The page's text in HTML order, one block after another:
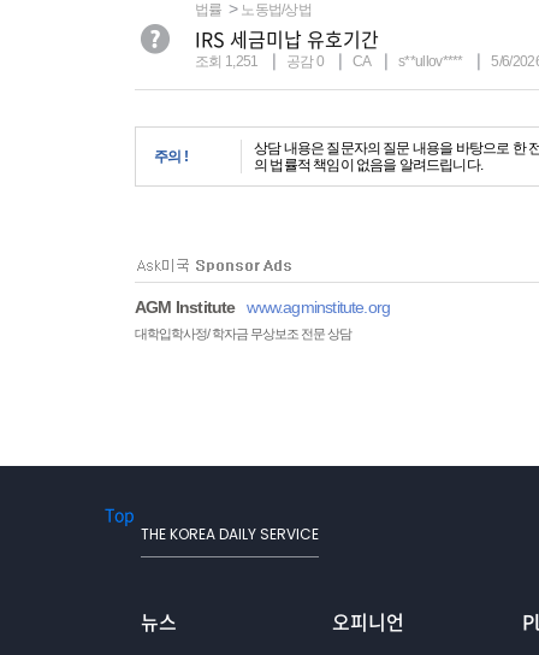
법률 노동법/상법
IRS 세금미납 유호기간
조회 1,251 공감 0 CA s**ullov**** 5/6/
주의 !
상담 내용은 질문자의 질문 내용을 바탕으로 한
의 법률적 책임이 없음을 알려드립니다.
AGM Institute www.agminstitute.org
대학입학사정/ 학자금 무상보조 전문 상담
Top
THE KOREA DAILY SERVICE
뉴스
오피니언